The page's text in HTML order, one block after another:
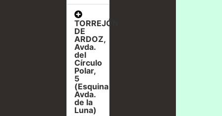
TORREJÓN
DE
ARDOZ,
Avda.
del
Círculo
Polar,
5
(Esquina
Avda.
de la
Luna)